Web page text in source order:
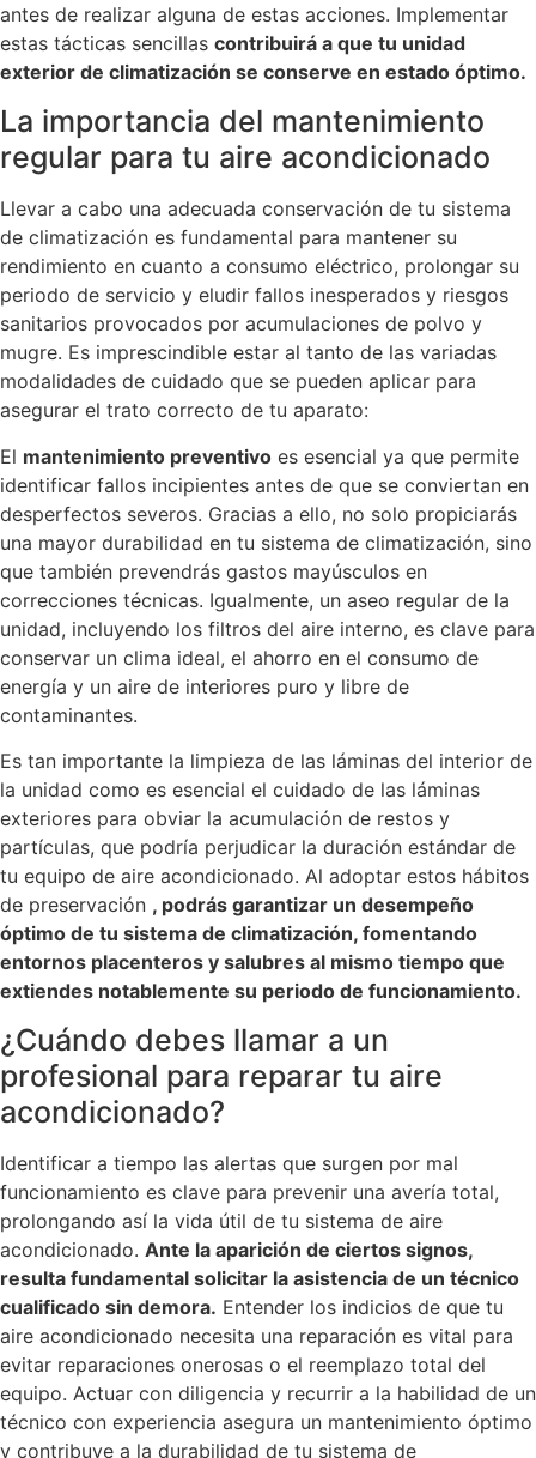
antes de realizar alguna de estas acciones. Implementar
estas tácticas sencillas contribuirá a que tu unidad
exterior de climatización se conserve en estado óptimo.
La importancia del mantenimiento
regular para tu aire acondicionado
Llevar a cabo una adecuada conservación de tu sistema
de climatización es fundamental para mantener su
rendimiento en cuanto a consumo eléctrico, prolongar su
periodo de servicio y eludir fallos inesperados y riesgos
sanitarios provocados por acumulaciones de polvo y
mugre. Es imprescindible estar al tanto de las variadas
modalidades de cuidado que se pueden aplicar para
asegurar el trato correcto de tu aparato:
El mantenimiento preventivo es esencial ya que permite
identificar fallos incipientes antes de que se conviertan en
desperfectos severos. Gracias a ello, no solo propiciarás
una mayor durabilidad en tu sistema de climatización, sino
que también prevendrás gastos mayúsculos en
correcciones técnicas. Igualmente, un aseo regular de la
unidad, incluyendo los filtros del aire interno, es clave para
conservar un clima ideal, el ahorro en el consumo de
energía y un aire de interiores puro y libre de
contaminantes.
Es tan importante la limpieza de las láminas del interior de
la unidad como es esencial el cuidado de las láminas
exteriores para obviar la acumulación de restos y
partículas, que podría perjudicar la duración estándar de
tu equipo de aire acondicionado. Al adoptar estos hábitos
de preservación , podrás garantizar un desempeño
óptimo de tu sistema de climatización, fomentando
entornos placenteros y salubres al mismo tiempo que
extiendes notablemente su periodo de funcionamiento.
¿Cuándo debes llamar a un
profesional para reparar tu aire
acondicionado?
Identificar a tiempo las alertas que surgen por mal
funcionamiento es clave para prevenir una avería total,
prolongando así la vida útil de tu sistema de aire
acondicionado. Ante la aparición de ciertos signos,
resulta fundamental solicitar la asistencia de un técnico
cualificado sin demora. Entender los indicios de que tu
aire acondicionado necesita una reparación es vital para
evitar reparaciones onerosas o el reemplazo total del
equipo. Actuar con diligencia y recurrir a la habilidad de un
técnico con experiencia asegura un mantenimiento óptimo
y contribuye a la durabilidad de tu sistema de